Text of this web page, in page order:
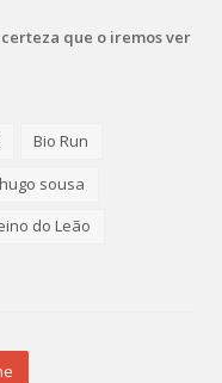
que o iremos ver
Bio Run
hugo sousa
do Leão